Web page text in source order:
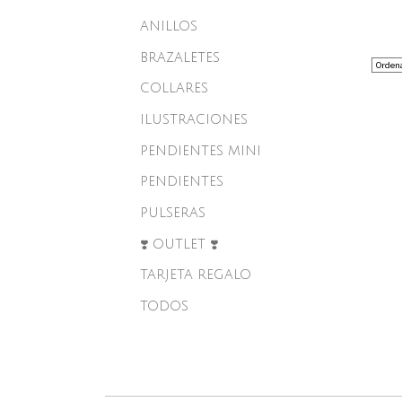
ANILLOS
BRAZALETES
COLLARES
ILUSTRACIONES
PENDIENTES MINI
PENDIENTES
PULSERAS
❣️ OUTLET ❣️
TARJETA REGALO
TODOS